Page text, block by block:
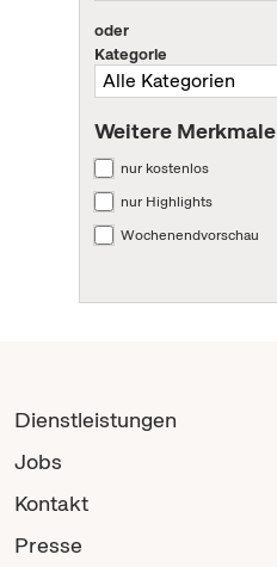
oder
Kategorie
Weitere Merkmale
nur kostenlos
nur Highlights
Wochenendvorschau
Dienstleistungen
Jobs
Kontakt
Presse